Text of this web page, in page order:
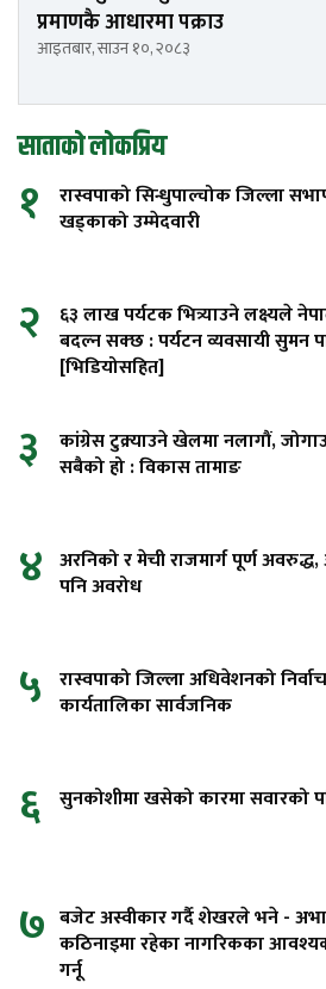
प्रमाणकै आधारमा पक्राउ
आइतबार, साउन १०, २०८३
साताको लोकप्रिय
१
रास्वपाको सिन्धुपाल्चोक जिल्ला
खड्काको उम्मेदवारी
२
६३ लाख पर्यटक भित्र्याउने लक्ष्यले
बदल्न सक्छ : पर्यटन व्यवसायी सुमन
[भिडियोसहित]
३
कांग्रेस टुक्र्याउने खेलमा नलागौं,
सबैको हो : विकास तामाङ
४ अरनिको र मेची राजमार्ग पूर्ण
पनि अवरोध
५ रास्वपाको जिल्ला अधिवेशनको
कार्यतालिका सार्वजनिक
६ सुनकोशीमा खसेको कारमा सवारको
७ बजेट अस्वीकार गर्दै शेखरले भने -
कठिनाइमा रहेका नागरिकका
गर्नू